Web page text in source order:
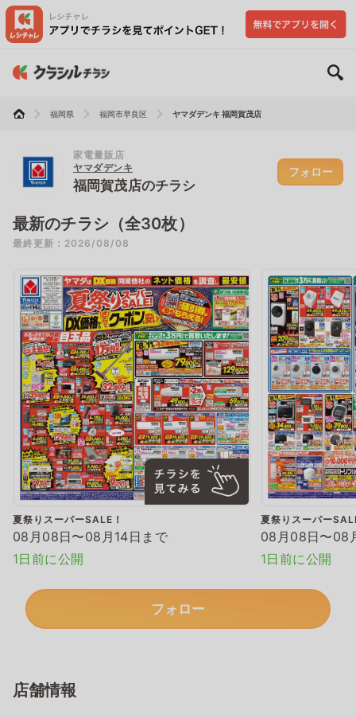
福岡県 福岡市早良区 ヤマダデンキ 福岡賀茂店
家電量販店
ヤマダデンキ
福岡賀茂店のチラシ
フォロー
最新のチラシ（全30枚）
最終更新：2026/08/08
夏祭りスーパーSALE！
08月08日〜08月14日まで
1日前に公開
夏祭りスーパー
08月08日〜08
1日前に公開
フォロー
店舗情報